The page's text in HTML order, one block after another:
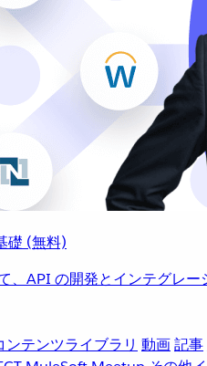
礎 (無料)
API の開発とインテグレー
ンテンツライブラリ 動画記事